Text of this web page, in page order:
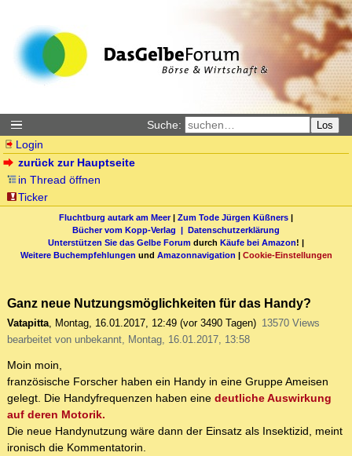
Suche: Los
Login
zurück zur Hauptseite
in Thread öffnen
Ticker
Fluchtburg autark am Meer| Zum Tode Jürgen Küßners |
Bücher vom Kopp-Verlag | Datenschutzerklärung
Unterstützen Sie das Gelbe Forum durch Käufe bei Amazon! |
Weitere Buchempfehlungen und Amazonnavigation | Cookie-Einstellungen
Ganz neue Nutzungsmöglichkeiten für das Handy?
Vatapitta, Montag, 16.01.2017, 12:49 (vor 3490 Tagen) 13570 Views
bearbeitet von unbekannt, Montag, 16.01.2017, 13:58
Moin moin,
französische Forscher haben ein Handy in eine Gruppe Ameisen
gelegt. Die Handyfrequenzen haben eine deutliche Auswirkung
auf deren Motorik.
Die neue Handynutzung wäre dann der Einsatz als Insektizid, meint
ironisch die Kommentatorin.